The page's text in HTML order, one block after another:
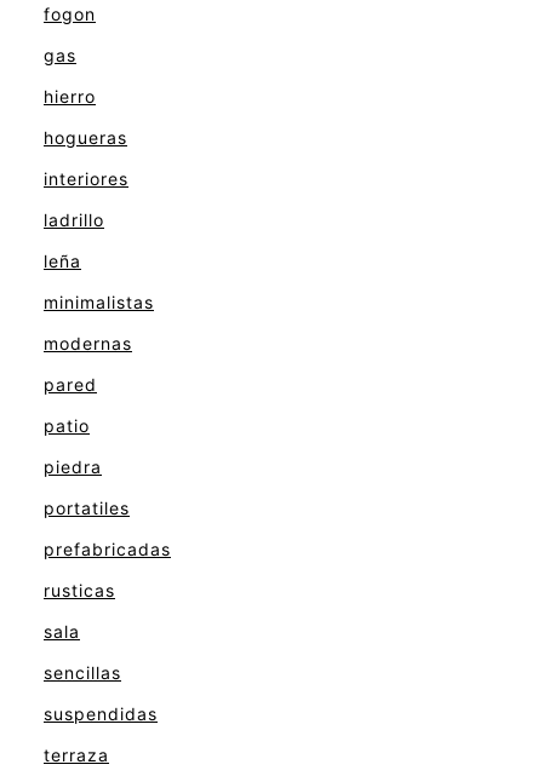
fogon
gas
hierro
hogueras
interiores
ladrillo
leña
minimalistas
modernas
pared
patio
piedra
portatiles
prefabricadas
rusticas
sala
sencillas
suspendidas
terraza